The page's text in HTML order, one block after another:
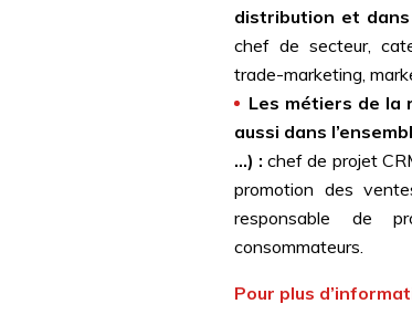
distribution et
chef de secteur,
trade-marketing,
Les métiers de la
aussi dans
…) : chef de projet
promotion des
responsable de
consommateurs.
Pour plus